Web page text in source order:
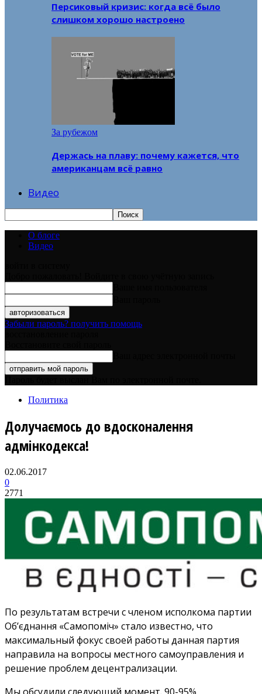
Персиковый кризис: когда всё было
слишком хорошо настроено
За рубежом
Держась на плаву: почему кажется, что
американцам всё равно
Видео
О блоге
Видео
Забыли пароль? получить помощь
Политика
Долучаємось до вдосконалення
адмінкодекса!
02.06.2017
0
2771
По результатам встречи с членом исполкома партии
Об’єднання «Самопоміч» стало известно, что
максимальный фокус своей работы данная партия
направила на вопросы местного самоуправления и
решение проблем децентрализации.